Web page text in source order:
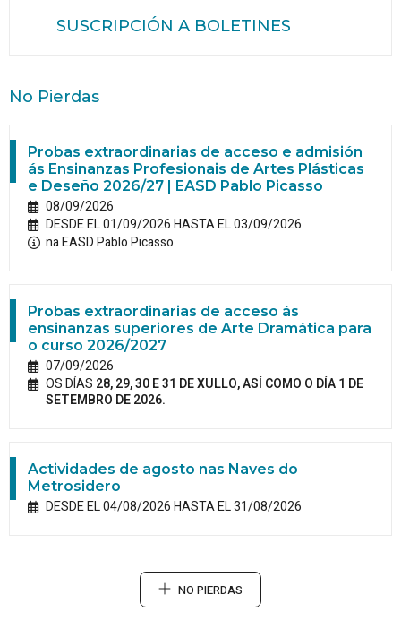
SUSCRIPCIÓN A BOLETINES
No Pierdas
Probas extraordinarias de acceso e admisión
ás Ensinanzas Profesionais de Artes Plásticas
e Deseño 2026/27 | EASD Pablo Picasso
08/09/2026
DESDE EL 01/09/2026 HASTA EL 03/09/2026
na EASD Pablo Picasso.
Probas extraordinarias de acceso ás
ensinanzas superiores de Arte Dramática para
o curso 2026/2027
07/09/2026
OS DÍAS 28, 29, 30 E 31 DE XULLO, ASÍ COMO O DÍA 1 DE
SETEMBRO DE 2026.
Actividades de agosto nas Naves do
Metrosidero
DESDE EL 04/08/2026 HASTA EL 31/08/2026
NO PIERDAS